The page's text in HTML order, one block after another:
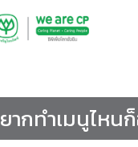
ากทำเมนูไหน